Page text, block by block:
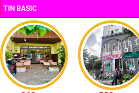
TIN BASIC